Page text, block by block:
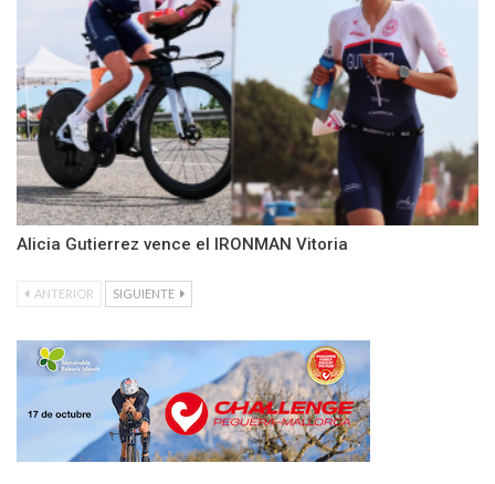
Alicia Gutierrez vence el IRONMAN Vitoria
ANTERIOR SIGUIENTE